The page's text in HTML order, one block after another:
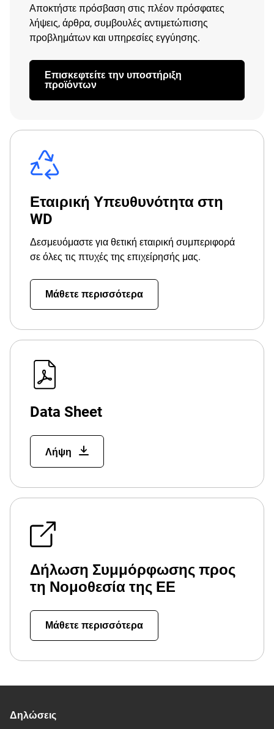
Αποκτήστε πρόσβαση στις πλέον πρόσφατες
λήψεις, άρθρα, συμβουλές αντιμετώπισης
προβλημάτων και υπηρεσίες εγγύησης.
Επισκεφτείτε την υποστήριξη
προϊόντων
Εταιρική Υπευθυνότητα στη
WD
Δεσμευόμαστε για θετική εταιρική συμπεριφορά
σε όλες τις πτυχές της επιχείρησής μας.
Μάθετε περισσότερα
Data Sheet
Λήψη
Δήλωση Συμμόρφωσης προς
τη Νομοθεσία της ΕΕ
Μάθετε περισσότερα
Δηλώσεις